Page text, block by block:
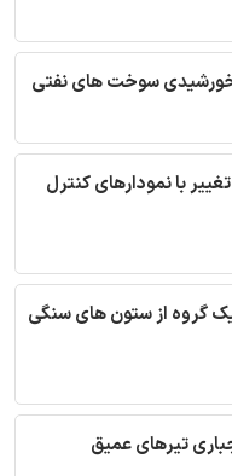
خورشیدی سوخت های نفتی
با نمودارهای کنترل
گروه از ستون های سنگی
تیرهای عمیق